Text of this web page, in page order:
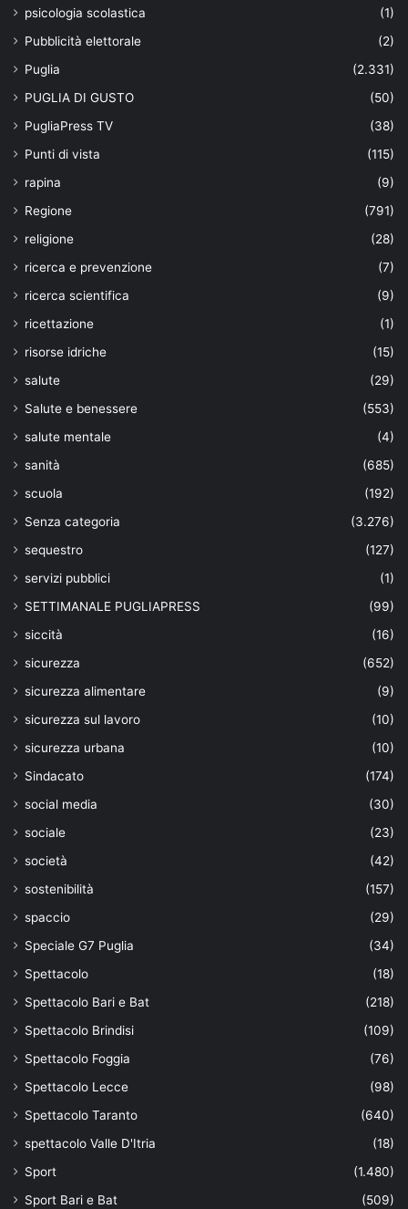
psicologia scolastica
(1)
Pubblicità elettorale
(2)
Puglia
(2.331)
PUGLIA DI GUSTO
(50)
PugliaPress TV
(38)
Punti di vista
(115)
rapina
(9)
Regione
(791)
religione
(28)
ricerca e prevenzione
(7)
ricerca scientifica
(9)
ricettazione
(1)
risorse idriche
(15)
salute
(29)
Salute e benessere
(553)
salute mentale
(4)
sanità
(685)
scuola
(192)
Senza categoria
(3.276)
sequestro
(127)
servizi pubblici
(1)
SETTIMANALE PUGLIAPRESS
(99)
siccità
(16)
sicurezza
(652)
sicurezza alimentare
(9)
sicurezza sul lavoro
(10)
sicurezza urbana
(10)
Sindacato
(174)
social media
(30)
sociale
(23)
società
(42)
sostenibilità
(157)
spaccio
(29)
Speciale G7 Puglia
(34)
Spettacolo
(18)
Spettacolo Bari e Bat
(218)
Spettacolo Brindisi
(109)
Spettacolo Foggia
(76)
Spettacolo Lecce
(98)
Spettacolo Taranto
(640)
spettacolo Valle D'Itria
(18)
Sport
(1.480)
Sport Bari e Bat
(509)